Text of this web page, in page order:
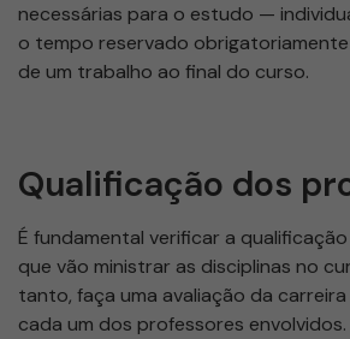
necessárias para o estudo —
o tempo reservado
de um trabalho ao final do curso.
Qualificação dos
É fundamental verificar a
que vão ministrar as disciplinas no
tanto, faça uma avaliação da
cada um dos professores